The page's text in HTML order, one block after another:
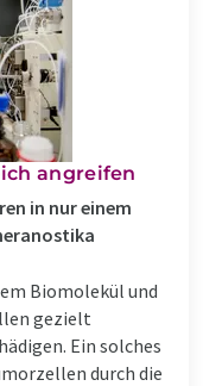
angreifen
in nur einem
Biomolekül und
gezielt
Ein solches
durch die